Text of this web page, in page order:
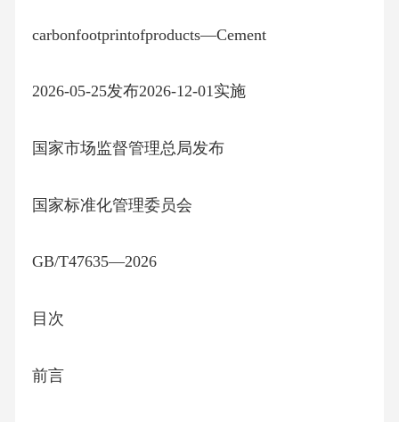
carbonfootprintofproducts—Cement
2026-05-25发布2026-12-01实施
国家市场监督管理总局发布
国家标准化管理委员会
GB/T47635—2026
目次
前言